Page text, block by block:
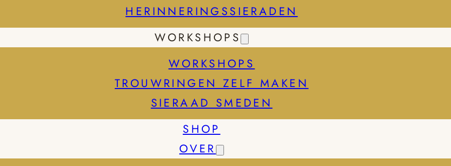
HERINNERINGSSIERADEN
WORKSHOPS
WORKSHOPS
TROUWRINGEN ZELF MAKEN
SIERAAD SMEDEN
SHOP
OVER